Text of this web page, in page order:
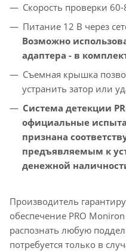
Скорость проверки
Питание 12 В через
Возможно
адаптера - в
Съемная крышка
устранить затор или
Cистема детекции
официальные
признана
предъявляемым к
денежной
Производитель
обеспечение PRO
распознать любую
потребуется только в